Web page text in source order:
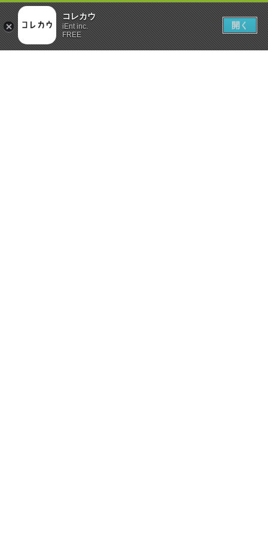
コレカウ
iEnt inc.
FREE
開く